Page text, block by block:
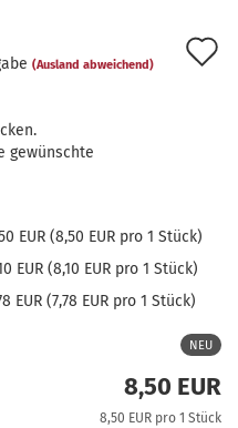
(Ausland abweichend)
gewünschte
EUR (8,50 EUR pro 1 Stück)
EUR (8,10 EUR pro 1 Stück)
EUR (7,78 EUR pro 1 Stück)
NEU
8,50 EUR
8,50 EUR pro 1 Stück